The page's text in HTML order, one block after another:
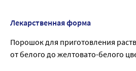
Лекарственная форма
Порошок для приготовления
от белого до желтовато-белого